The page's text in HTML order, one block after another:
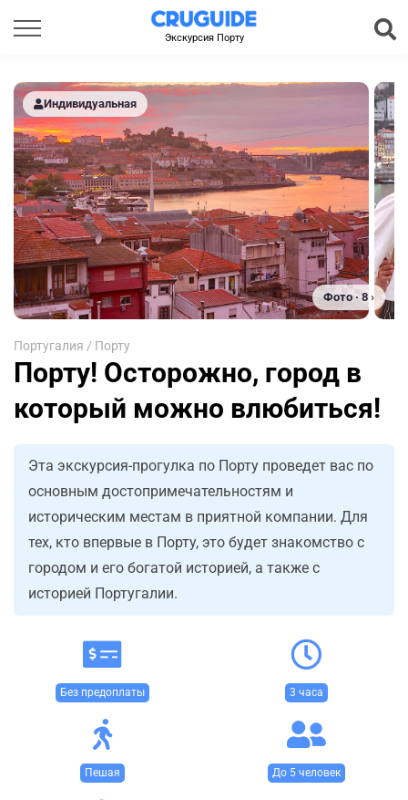
Экскурсия Порту
Индивидуальная
Фото · 8 ›
Португалия / Порту
Порту! Осторожно, город в
который можно влюбиться!
Эта экскурсия-прогулка по Порту проведет вас по
основным достопримечательностям и
историческим местам в приятной компании. Для
тех, кто впервые в Порту, это будет знакомство с
городом и его богатой историей, а также с
историей Португалии.
Без предоплаты 3 часа
Пешая До 5 человек